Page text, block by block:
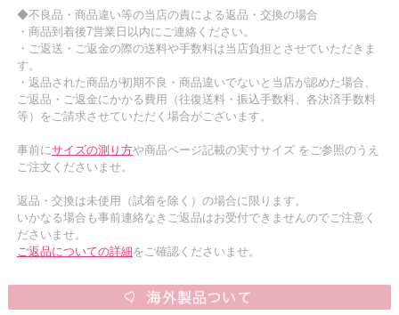
◆不良品・商品違い等の当店の責による返品・交換の場合
・商品到着後7営業日以内にご連絡ください。
・ご返送・ご返金の際の送料や手数料は当店負担とさせていただきま
す。
・返品された商品が初期不良・商品違いでないと当店が認めた場合、
ご返品・ご返金にかかる費用（往復送料・振込手数料、各決済手数料
等）をご請求させていただく場合がございます。
事前にサイズの測り方や商品ページ記載の実寸サイズ をご参照のうえ
ご注文くださいませ。
返品・交換は未使用（試着を除く）の場合に限ります。
いかなる場合も事前連絡なきご返品はお受付できませんのでご注意く
ださいませ。
ご返品についての詳細をご確認くださいませ。